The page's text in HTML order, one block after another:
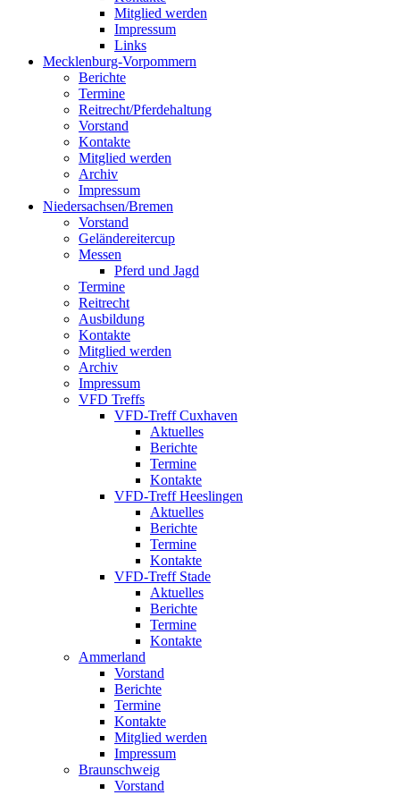
Mitglied werden
Impressum
Links
Mecklenburg-Vorpommern
Berichte
Termine
Reitrecht/Pferdehaltung
Vorstand
Kontakte
Mitglied werden
Archiv
Impressum
Niedersachsen/Bremen
Vorstand
Geländereitercup
Messen
Pferd und Jagd
Termine
Reitrecht
Ausbildung
Kontakte
Mitglied werden
Archiv
Impressum
VFD Treffs
VFD-Treff Cuxhaven
Aktuelles
Berichte
Termine
Kontakte
VFD-Treff Heeslingen
Aktuelles
Berichte
Termine
Kontakte
VFD-Treff Stade
Aktuelles
Berichte
Termine
Kontakte
Ammerland
Vorstand
Berichte
Termine
Kontakte
Mitglied werden
Impressum
Braunschweig
Vorstand